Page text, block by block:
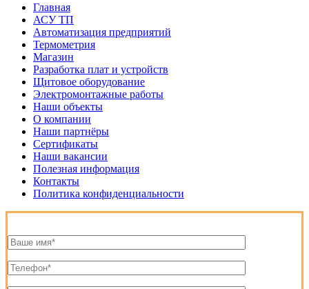
Главная
АСУ ТП
Автоматизация предприятий
Термометрия
Магазин
Разработка плат и устройств
Щитовое оборудование
Электромонтажные работы
Наши объекты
О компании
Наши партнёры
Сертификаты
Наши вакансии
Полезная информация
Контакты
Политика конфиденциальности